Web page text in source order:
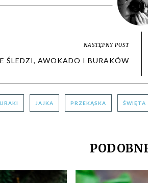
NASTĘPNY POST
ŚLEDZI, AWOKADO I BURAKÓW
JAJKA PRZEKĄSKA ŚWIĘTA